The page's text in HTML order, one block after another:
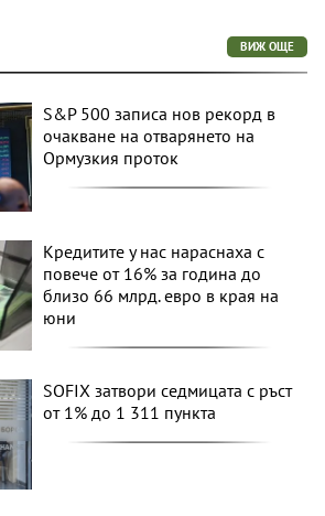
ВИЖ ОЩЕ
S&P 500 записа нов рекорд в
очакване на отварянето на
Ормузкия проток
Кредитите у нас нараснаха с
повече от 16% за година до
близо 66 млрд. евро в края на
юни
SOFIX затвори седмицата с ръст
от 1% до 1 311 пункта